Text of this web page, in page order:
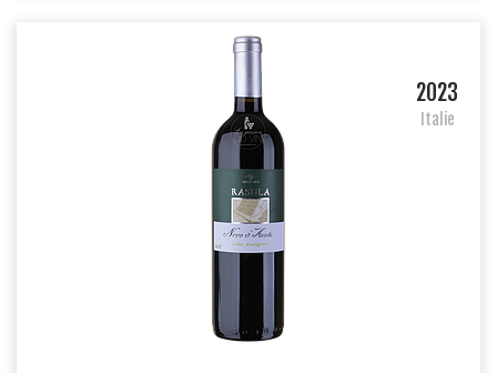
2023
Italie